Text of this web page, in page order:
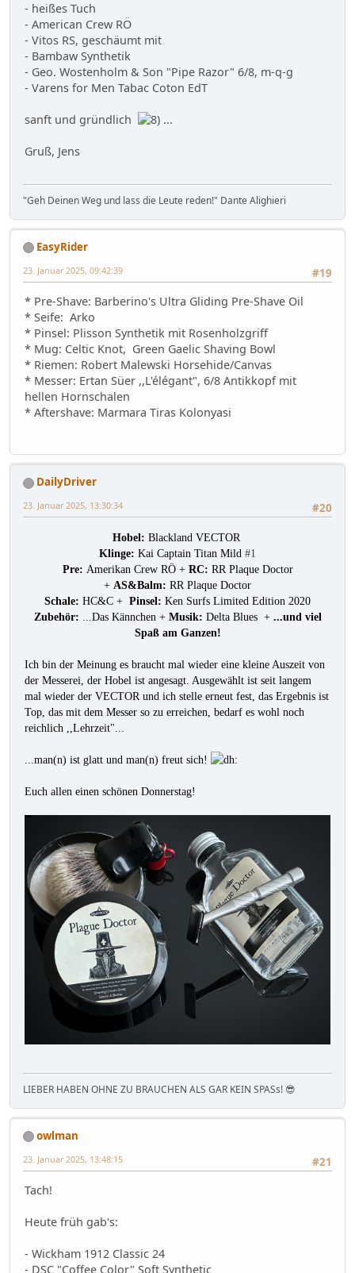
- heißes Tuch
- American Crew RÖ
- Vitos RS, geschäumt mit
- Bambaw Synthetik
- Geo. Wostenholm & Son "Pipe Razor" 6/8, m-q-g
- Varens for Men Tabac Coton EdT
sanft und gründlich ...
Gruß, Jens
"Geh Deinen Weg und lass die Leute reden!" Dante Alighieri
EasyRider
#19
23. Januar 2025, 09:42:39
* Pre-Shave: Barberino's Ultra Gliding Pre-Shave Oil
* Seife: Arko
* Pinsel: Plisson Synthetik mit Rosenholzgriff
* Mug: Celtic Knot, Green Gaelic Shaving Bowl
* Riemen: Robert Malewski Horsehide/Canvas
* Messer: Ertan Süer ,,L'élégant", 6/8 Antikkopf mit
hellen Hornschalen
* Aftershave: Marmara Tiras Kolonyasi
DailyDriver
#20
23. Januar 2025, 13:30:34
Hobel: Blackland VECTOR
Klinge: Kai Captain Titan Mild #1
Pre: Amerikan Crew RÖ + RC: RR Plaque Doctor
+ AS&Balm: RR Plaque Doctor
Schale: HC&C + Pinsel: Ken Surfs Limited Edition 2020
Zubehör: ...Das Kännchen + Musik: Delta Blues + ...und viel
Spaß am Ganzen!
Ich bin der Meinung es braucht mal wieder eine kleine Auszeit von
der Messerei, der Hobel ist angesagt. Ausgewählt ist seit langem
mal wieder der VECTOR und ich stelle erneut fest, das Ergebnis ist
Top, das mit dem Messer so zu erreichen, bedarf es wohl noch
reichlich ,,Lehrzeit"...
...man(n) ist glatt und man(n) freut sich!
Euch allen einen schönen Donnerstag!
LIEBER HABEN OHNE ZU BRAUCHEN ALS GAR KEIN SPASs! 😎
owlman
#21
23. Januar 2025, 13:48:15
Tach!
Heute früh gab's:
- Wickham 1912 Classic 24
- DSC "Coffee Color" Soft Synthetic